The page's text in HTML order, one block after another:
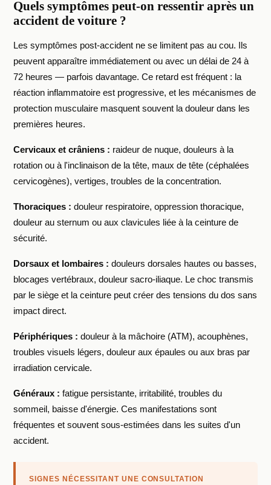
Quels symptômes peut-on ressentir après un
accident de voiture ?
Les symptômes post-accident ne se limitent pas au cou. Ils
peuvent apparaître immédiatement ou avec un délai de 24 à
72 heures — parfois davantage. Ce retard est fréquent : la
réaction inflammatoire est progressive, et les mécanismes de
protection musculaire masquent souvent la douleur dans les
premières heures.
Cervicaux et crâniens : raideur de nuque, douleurs à la
rotation ou à l'inclinaison de la tête, maux de tête (céphalées
cervicogènes), vertiges, troubles de la concentration.
Thoraciques : douleur respiratoire, oppression thoracique,
douleur au sternum ou aux clavicules liée à la ceinture de
sécurité.
Dorsaux et lombaires : douleurs dorsales hautes ou basses,
blocages vertébraux, douleur sacro-iliaque. Le choc transmis
par le siège et la ceinture peut créer des tensions du dos sans
impact direct.
Périphériques : douleur à la mâchoire (ATM), acouphènes,
troubles visuels légers, douleur aux épaules ou aux bras par
irradiation cervicale.
Généraux : fatigue persistante, irritabilité, troubles du
sommeil, baisse d'énergie. Ces manifestations sont
fréquentes et souvent sous-estimées dans les suites d'un
accident.
SIGNES NÉCESSITANT UNE CONSULTATION